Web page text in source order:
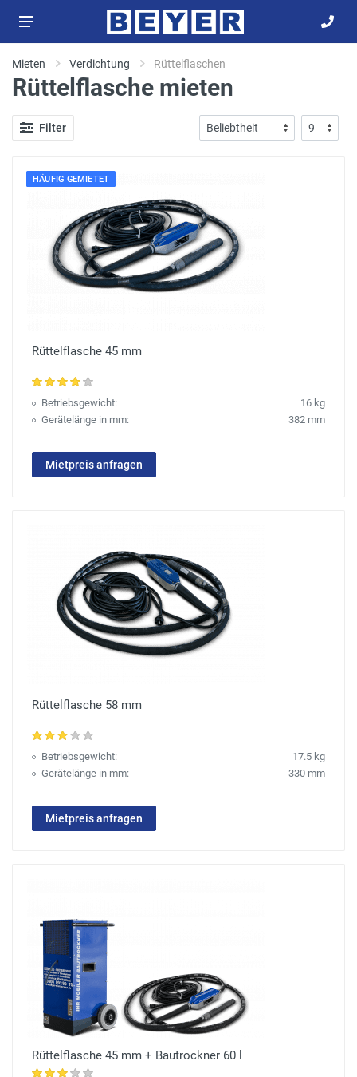
Mieten Verdichtung Rüttelflaschen
Rüttelflasche mieten
Filter
HÄUFIG GEMIETET
Rüttelflasche 45 mm
Betriebsgewicht:
16 kg
Gerätelänge in mm:
382 mm
Mietpreis anfragen
Rüttelflasche 58 mm
Betriebsgewicht:
17.5 kg
Gerätelänge in mm:
330 mm
Mietpreis anfragen
Rüttelflasche 45 mm + Bautrockner 60 l